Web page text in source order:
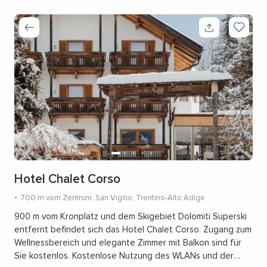
Hotel Chalet Corso
700 m vom Zentrum, San Vigilio, Trentino-Alto Adige
900 m vom Kronplatz und dem Skigebiet Dolomiti Superski
entfernt befindet sich das Hotel Chalet Corso. Zugang zum
Wellnessbereich und elegante Zimmer mit Balkon sind für
Sie kostenlos. Kostenlose Nutzung des WLANs und der